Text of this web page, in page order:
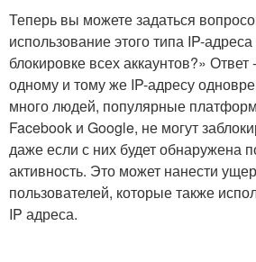
Теперь вы можете задаться
использование этого типа IP-
блокировке всех аккаунтов?» Ответ
одному и тому же IP-адресу
много людей, популярные
Facebook и Google, не могут
даже если с них будет обнаружена
активность. Это может нанести
пользователей, которые также
IP адреса.